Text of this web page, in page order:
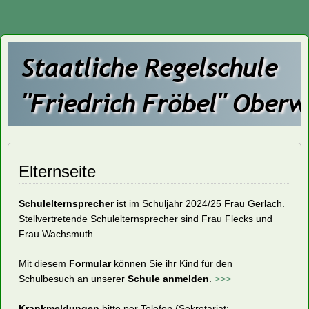
Staatliche
Regelschule
"Friedrich
Fröbel"
Oberweißbach
Elternseite
Schulelternsprecherist im Schuljahr 2024/25 Frau Gerlach.
Stellvertretende Schulelternsprecher sind Frau Flecks und
Frau Wachsmuth.
Mit diesem Formular können Sie ihr Kind für den
Schulbesuch an unserer Schule anmelden >>>